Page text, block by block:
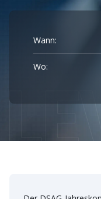
Wann:
Wo: